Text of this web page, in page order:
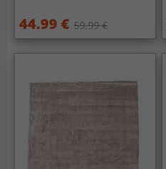
44.99 € 59.99 €